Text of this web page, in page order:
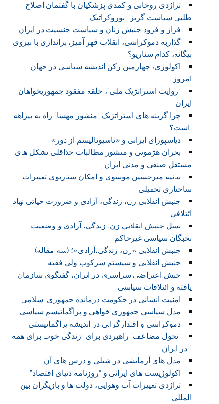
تراژدی روحانی و کمدی پزشکیان با گفتمان اصلاح
طلبی سیاست گریز- بوروکراتیک
فراز و فرود جنبش زنان و سیاست جنسیت در ایران
گذاربه دموکراسی، انقلاب قهر آمیز، براندازی با نیروی
بیگانه، کدام سناریو؟
اکولوژی، چهارمین رکن اندیشه سیاسی در جهان
امروز
“روایت استراتژیک ملی”، حلقه مفقود جمهوریخواهان
ایران
چرا گزینه های استراتژیک “منشور مهسا” راه به بیراهه
است؟
دیاسپورای ایرانی و «ناسیونالیسم از دور»
بحران هژمونی و منشور مطالبات حداقلی تشکل های
مستقل صنفی و مدنی ایران
بیانیه میرحسین موسوی و امکان سناریوی تعییرات
ساختاری تحمیلی
جنبش انقلابی زن، زندگی، آزادی و ضرورت حیاتی نهاد
ائتلافی
نسل جنبش انقلابی زن، زندگی، آزادی و وضعیت
نخبگان سیاسی غیرحاکم
جنبش انقلابی «زن، زندگی،آزادی»؛ (سه مقاله)
جنبش انقلابی و سیستم سرکوب ولی فقیه
جنش اعتراضی سراسری در ایران، گفتگوی سازمان
یافته و ائتلافات سیاسی
امنیت انسانی در حکومت درمانده جمهوری اسلامی
مدل سیاسی جمهوری خواهی و پراگماتیسم سیاسی
دموکراسی و اقتدارگرائی در اندیشه پراگماتیستی
“تحول مضاعف” راهبردی برای “زندگی خوب برای همه
” در ایران
مدل های آزمایشی در شیلی و درس های آن
اکولوژیست های ایرانی و “روزنامه دنیای اقتصاد”
تراژدی تغییرات آب وهوایی، دولت ها و بازیگران بین
المللی